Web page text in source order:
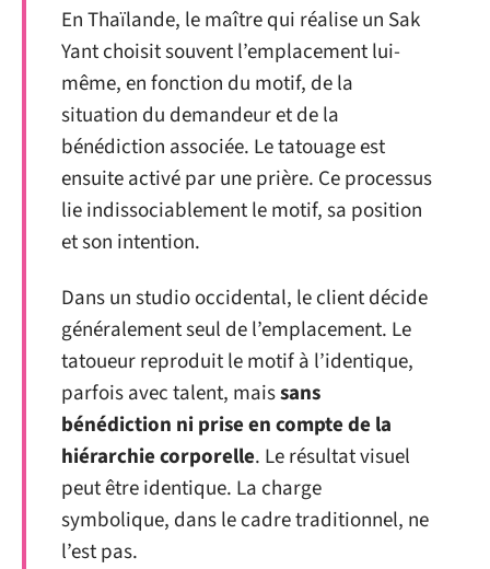
En Thaïlande, le maître qui réalise un Sak
Yant choisit souvent l’emplacement lui-
même, en fonction du motif, de la
situation du demandeur et de la
bénédiction associée. Le tatouage est
ensuite activé par une prière. Ce processus
lie indissociablement le motif, sa position
et son intention.
Dans un studio occidental, le client décide
généralement seul de l’emplacement. Le
tatoueur reproduit le motif à l’identique,
parfois avec talent, maissans
bénédiction ni prise en compte de la
hiérarchie corporelle. Le résultat visuel
peut être identique. La charge
symbolique, dans le cadre traditionnel, ne
l’est pas.